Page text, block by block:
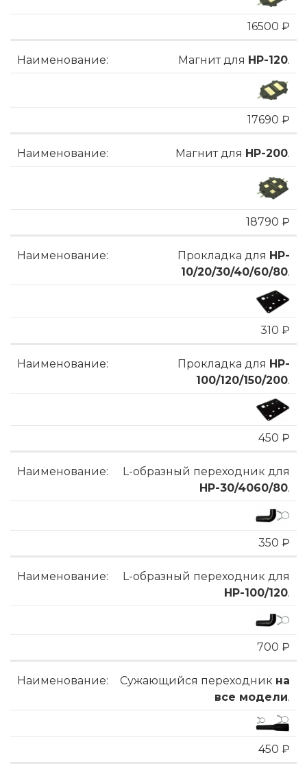
16500 ₽
Магнит для HP-120.
17690 ₽
Магнит для HP-200.
18790 ₽
Прокладка для HP-
10/20/30/40/60/80.
310 ₽
Прокладка для HP-
100/120/150/200.
450 ₽
L-образный переходник для
HP-30/4060/80.
350 ₽
L-образный переходник для
HP-100/120.
700 ₽
Сужающийся переходник на
все модели.
450 ₽